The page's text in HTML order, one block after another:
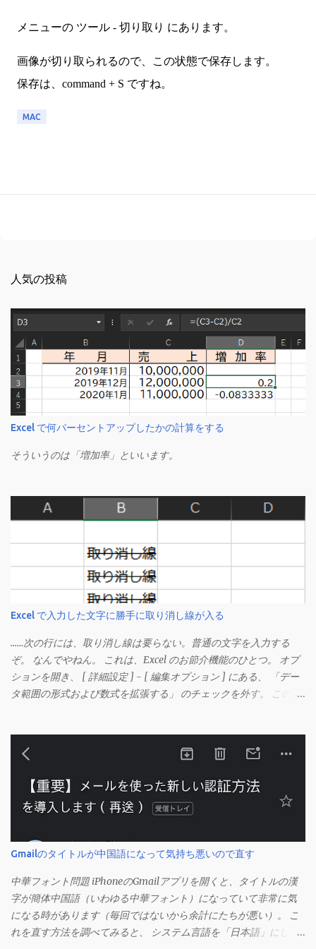
メニューの ツール - 切り取り にあります。
画像が切り取られるので、この状態で保存します。
保存は、command + S ですね。
MAC
人気の投稿
Excel で何パーセントアップしたかの計算をする
そういうのは「増加率」といいます。
Excel で入力した文字に勝手に取り消し線が入る
……次の行には、取り消し線は要らない。普通の文字を入力する
ぞ。 なんでやねん。 これは、Excel のお節介機能のひとつ。 オプ
ションを開き、 [ 詳細設定 ] - [ 編集オプション ] にある、 「デー
タ範囲の形式および数式を拡張する」 のチェックを外す。 この機
うです。 このオプションを解除して、他のセル（取り消し線の書
式がないセル）をコピーしてから、もう一度入力してみます。 今
度は大丈夫です。 Mac の場合、画面上部にあるメニューの
「Excel」をクリックして環境設定を開きます（「command + ,
（カンマ）」 でも開きます）。 「編集」を開きます。 「編集オプ
Gmailのタイトルが中国語になって気持ち悪いので直す
中華フォント問題 iPhoneのGmailアプリを開くと、タイトルの漢
字が簡体中国語（いわゆる中華フォント）になっていて非常に気
になる時があります（毎回ではないから余計にたちが悪い）。 こ
れを直す方法を調べてみると、 システム言語を「日本語」にしろ